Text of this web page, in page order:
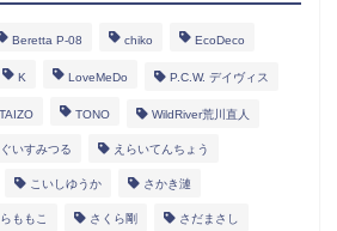
Beretta P-08 chiko EcoDeco
K LoveMeDo P.C.W. デイヴィス
TAIZO TONO WildRiver荒川直人
ぐいすみつる えらいてんちょう
こいしゆうか さかき漣
ももこ さくら剛 さだまさし